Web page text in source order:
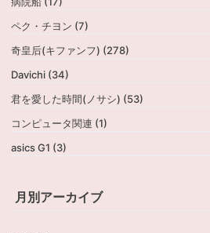
ペク・チヨン (7)
奇皇后(キファンフ) (278)
Davichi (34)
君を愛した時間(ノサシ) (53)
コンピュータ関連 (1)
asics G1 (3)
月別アーカイブ